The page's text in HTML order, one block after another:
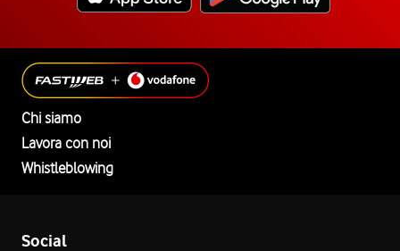
Chi siamo
Lavora con noi
Whistleblowing
Social